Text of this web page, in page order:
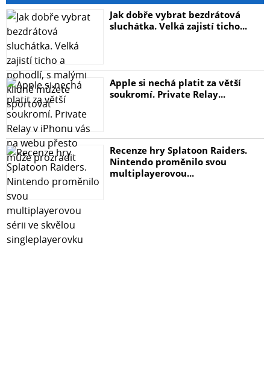
Jak dobře vybrat bezdrátová
sluchátka. Velká zajistí ticho...
Apple si nechá platit za větší
soukromí. Private Relay...
Recenze hry Splatoon Raiders.
Nintendo proměnilo svou
multiplayerovou...